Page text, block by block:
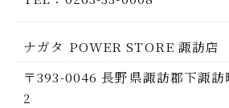
ナガタ POWER STORE 諏訪店
〒393-0046 長野県諏訪郡下諏
2